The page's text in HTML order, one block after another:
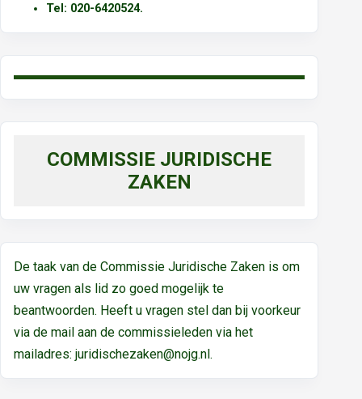
Tel: 020-6420524.
COMMISSIE JURIDISCHE
ZAKEN
De taak van de Commissie Juridische Zaken is om
uw vragen als lid zo goed mogelijk te
beantwoorden. Heeft u vragen stel dan bij voorkeur
via de mail aan de commissieleden via het
mailadres: juridischezaken@nojg.nl.